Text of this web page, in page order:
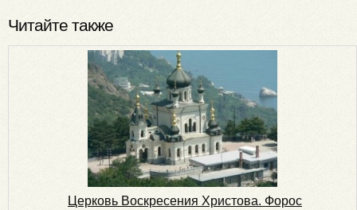
Читайте также
Церковь Воскресения Христова. Форос